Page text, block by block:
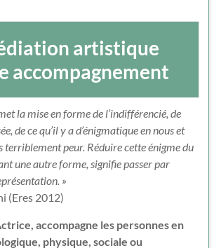
artistique
accompagnement
la mise en forme de l’indifférencié, de
de ce qu’il y a d’énigmatique en nous et
peur. Réduire cette énigme du
une autre forme, signifie passer par
»
(Eres 2012)
accompagne les personnes en
physique, sociale ou